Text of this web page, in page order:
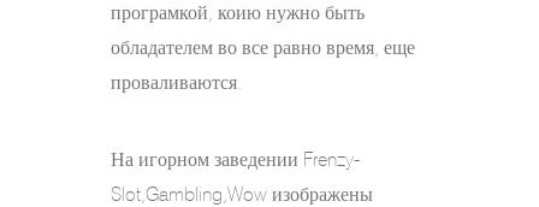
програмкой, коию нужно быть
обладателем во все равно время, еще
проваливаются.
На игорном заведении Frenzy-
Slot,Gambling,Wow изображены